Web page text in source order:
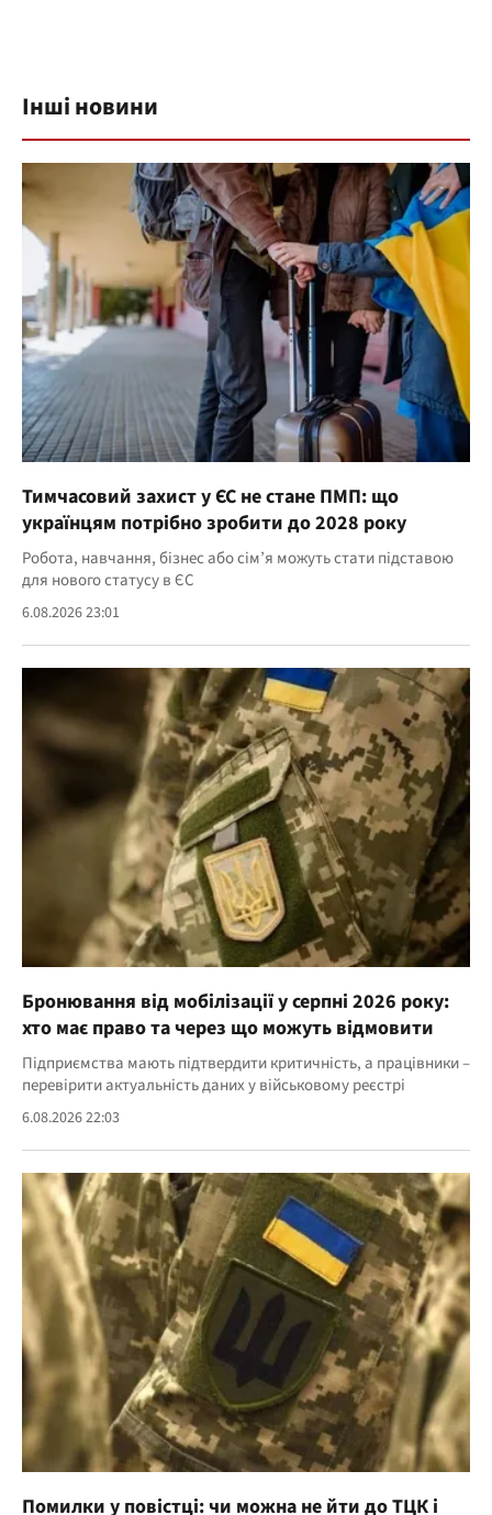
Інші новини
Тимчасовий захист у ЄС не стане ПМП: що
українцям потрібно зробити до 2028 року
Робота, навчання, бізнес або сім’я можуть стати підставою
для нового статусу в ЄС
6.08.2026 23:01
Бронювання від мобілізації у серпні 2026 року:
хто має право та через що можуть відмовити
Підприємства мають підтвердити критичність, а працівники –
перевірити актуальність даних у військовому реєстрі
6.08.2026 22:03
Помилки у повістці: чи можна не йти до ТЦК і